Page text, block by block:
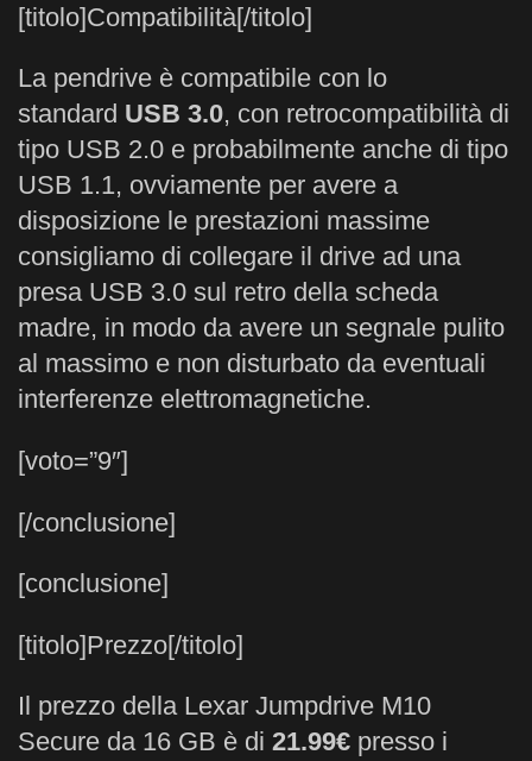
[titolo]Compatibilità[/titolo]
La pendrive è compatibile con lo
standard USB 3.0, con retrocompatibilità di
tipo USB 2.0 e probabilmente anche di tipo
USB 1.1, ovviamente per avere a
disposizione le prestazioni massime
consigliamo di collegare il drive ad una
presa USB 3.0 sul retro della scheda
madre, in modo da avere un segnale pulito
al massimo e non disturbato da eventuali
interferenze elettromagnetiche.
[voto=”9″]
[/conclusione]
[conclusione]
[titolo]Prezzo[/titolo]
Il prezzo della Lexar Jumpdrive M10
Secure da 16 GB è di 21.99€ presso i